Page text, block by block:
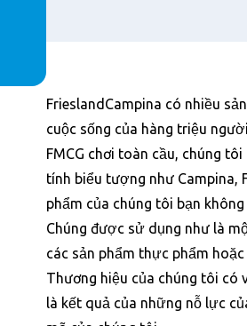
Nội
dung
FrieslandCampina có nhiều
cuộc sống của hàng triệu
FMCG chơi toàn cầu, chúng
tính biểu tượng như Campina,
phẩm của chúng tôi bạn
Chúng được sử dụng như là
các sản phẩm thực phẩm
Thương hiệu của chúng tôi
là kết quả của những nỗ lực